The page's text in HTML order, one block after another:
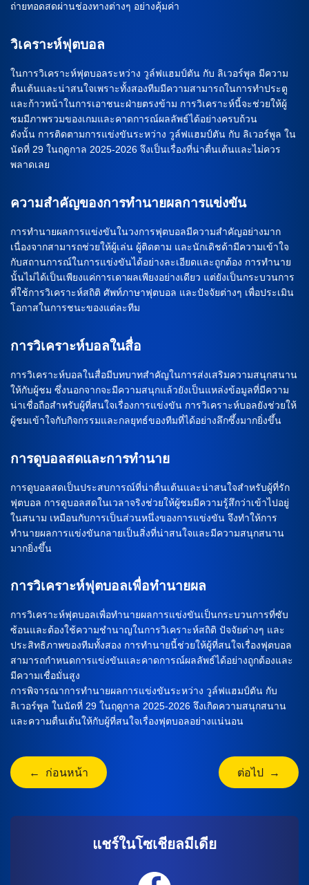
ถ่ายทอดสดผ่านช่องทางต่างๆ อย่างคุ้มค่า
วิเคราะห์ฟุตบอล
ในการวิเคราะห์ฟุตบอลระหว่าง วูล์ฟแฮมป์ตัน กับ ลิเวอร์พูล มีความ
ตื่นเต้นและน่าสนใจเพราะทั้งสองทีมมีความสามารถในการทำประตู
และก้าวหน้าในการเอาชนะฝ่ายตรงข้าม การวิเคราะห์นี้จะช่วยให้ผู้
ชมมีภาพรวมของเกมและคาดการณ์ผลลัพธ์ได้อย่างครบถ้วน
ดังนั้น การติดตามการแข่งขันระหว่าง วูล์ฟแฮมป์ตัน กับ ลิเวอร์พูล ใน
นัดที่ 29 ในฤดูกาล 2025-2026 จึงเป็นเรื่องที่น่าตื่นเต้นและไม่ควร
พลาดเลย
ความสำคัญของการทำนายผลการแข่งขัน
การทำนายผลการแข่งขันในวงการฟุตบอลมีความสำคัญอย่างมาก
เนื่องจากสามารถช่วยให้ผู้เล่น ผู้ติดตาม และนักเดิชด้ามีความเข้าใจ
กับสถานการณ์ในการแข่งขันได้อย่างละเอียดและถูกต้อง การทำนาย
นั้นไม่ได้เป็นเพียงแค่การเดาผลเพียงอย่างเดียว แต่ยังเป็นกระบวนการ
ที่ใช้การวิเคราะห์สถิติ ศัพท์ภาษาฟุตบอล และปัจจัยต่างๆ เพื่อประเมิน
โอกาสในการชนะของแต่ละทีม
การวิเคราะห์บอลในสื่อ
การวิเคราะห์บอลในสื่อมีบทบาทสำคัญในการส่งเสริมความสนุกสนาน
ให้กับผู้ชม ซึ่งนอกจากจะมีความสนุกแล้วยังเป็นแหล่งข้อมูลที่มีความ
น่าเชื่อถือสำหรับผู้ที่สนใจเรื่องการแข่งขัน การวิเคราะห์บอลยังช่วยให้
ผู้ชมเข้าใจกับกิจกรรมและกลยุทธ์ของทีมที่ได้อย่างลึกซึ้งมากยิ่งขึ้น
การดูบอลสดและการทำนาย
การดูบอลสดเป็นประสบการณ์ที่น่าตื่นเต้นและน่าสนใจสำหรับผู้ที่รัก
ฟุตบอล การดูบอลสดในเวลาจริงช่วยให้ผู้ชมมีความรู้สึกว่าเข้าไปอยู่
ในสนาม เหมือนกับการเป็นส่วนหนึ่งของการแข่งขัน จึงทำให้การ
ทำนายผลการแข่งขันกลายเป็นสิ่งที่น่าสนใจและมีความสนุกสนาน
มากยิ่งขึ้น
การวิเคราะห์ฟุตบอลเพื่อทำนายผล
การวิเคราะห์ฟุตบอลเพื่อทำนายผลการแข่งขันเป็นกระบวนการที่ซับ
ซ้อนและต้องใช้ความชำนาญในการวิเคราะห์สถิติ ปัจจัยต่างๆ และ
ประสิทธิภาพของทีมทั้งสอง การทำนายนี้ช่วยให้ผู้ที่สนใจเรื่องฟุตบอล
สามารถกำหนดการแข่งขันและคาดการณ์ผลลัพธ์ได้อย่างถูกต้องและ
มีความเชื่อมั่นสูง
การพิจารณาการทำนายผลการแข่งขันระหว่าง วูล์ฟแฮมป์ตัน กับ
ลิเวอร์พูล ในนัดที่ 29 ในฤดูกาล 2025-2026 จึงเกิดความสนุกสนาน
และความตื่นเต้นให้กับผู้ที่สนใจเรื่องฟุตบอลอย่างแน่นอน
← ก่อนหน้า ต่อไป →
แชร์ในโซเชียลมีเดีย